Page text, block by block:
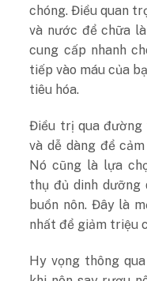
chóng. Điều quan
và nước để chữa
cung cấp nhanh
tiếp vào máu của
tiêu hóa.
Điều trị qua đường
và dễ dàng để
Nó cũng là lựa
thụ đủ dinh dưỡng
buồn nôn. Đây là
nhất để giảm triệu
Hy vọng thông